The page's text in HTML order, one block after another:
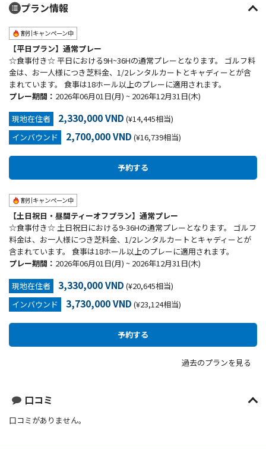
プラン情報
割引キャンペーン中
【平日プラン】通常プレー
☆食事付き☆ 平日における9H~36Hの通常プレーとなります。 ゴルフ料
金は、お一人様につき芝料金、1/2レンタルカートとキャディーとが含
まれています。 食事は18ホール以上のプレーに適用されます。
プレー期間： 2026年06月01日(月) ~ 2026年12月31日(木)
現地在住者
2,330,000 VND (¥14,445相当)
インバウンド
2,700,000 VND (¥16,739相当)
割引キャンペーン中
【土日祝日・昼間ティーオフプラン】通常プレー
☆食事付き☆ 土日祝日における9-36Hの通常プレーとなります。 ゴルフ
料金は、お一人様につき芝料金、1/2レンタルカートとキャディーとが
含まれています。 食事は18ホール以上のプレーに適用されます。
プレー期間： 2026年06月01日(月) ~ 2026年12月31日(木)
現地在住者
3,330,000 VND (¥20,645相当)
インバウンド
3,730,000 VND (¥23,124相当)
過去のプランを見る
口コミ
口コミがありません。